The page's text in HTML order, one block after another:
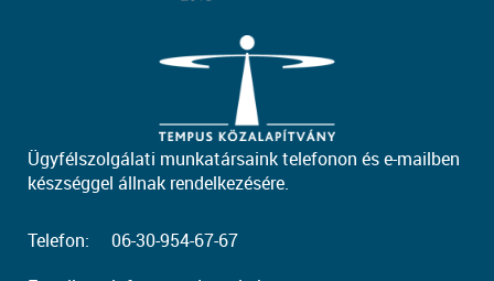
Ügyfélszolgálati munkatársaink telefonon és e-mailben
készséggel állnak rendelkezésére.
Telefon:
06-30-954-67-67